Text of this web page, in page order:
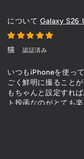
Galaxy S26
猫
いつもiPhoneを使っ
ごく鮮明に撮ること
もちゃんと設定すれ
ト投函なのがとても